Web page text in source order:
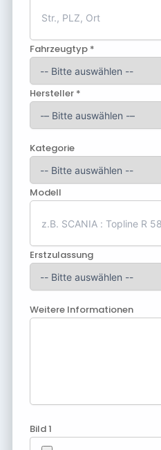
Fahrzeugtyp *
Hersteller *
Kategorie
Modell
Erstzulassung
Weitere Informationen
Bild 1